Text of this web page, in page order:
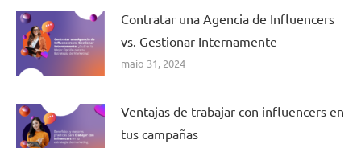
Contratar una Agencia de Influencers
vs. Gestionar Internamente
maio 31, 2024
Ventajas de trabajar con influencers en
tus campañas